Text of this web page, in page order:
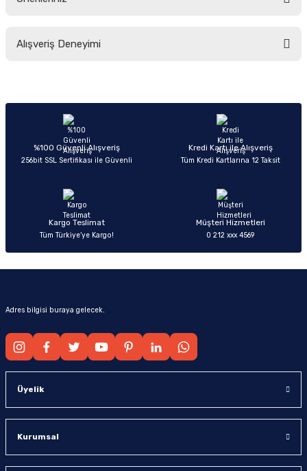
yetersiz gördüğünüz noktaları öneri formunu kullanarak tarafımıza
Ürün açıklamasında eksik bilgiler bulunuyor.
Ürün bilgilerinde hatalar bulunuyor.
Ürün fiyatı diğer sitelerden daha pahalı.
Alışveriş Deneyimi
Sitemize ilk yorumu siz yapın!
%100 Güvenli Alışveriş
256bit SSL Sertifikası ile Güvenli
Kredi Kartı ile Alışveriş
Tüm Kredi Kartlarına 12 Taksit
Kargo Teslimat
Tüm Türkiye’ye Kargo!
Müşteri Hizmetleri
0 212 xxx 4569
Adres bilgisi buraya gelecek.
Üyelik
Kurumsal